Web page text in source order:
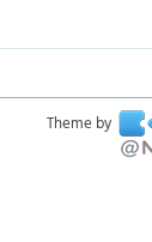
Theme by